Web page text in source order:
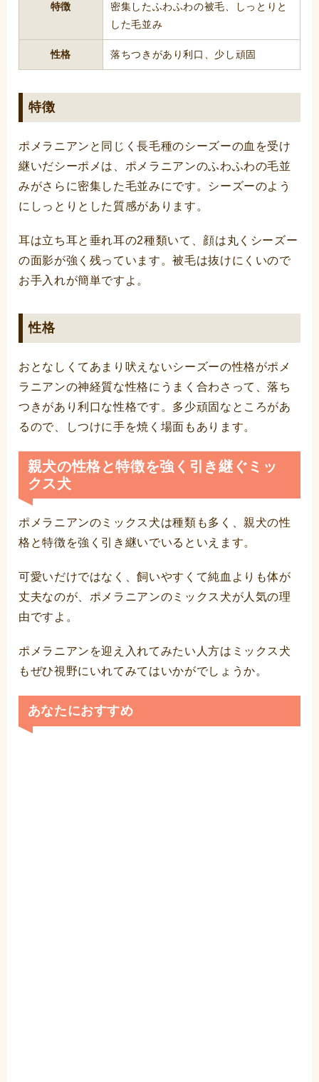
特徴
密集したふわふわの被毛、しっとりと
した毛並み
性格 落ちつきがあり利口、少し頑固
特徴
ポメラニアンと同じく長毛種のシーズーの血を受け
継いだシーポメは、ポメラニアンのふわふわの毛並
みがさらに密集した毛並みにです。シーズーのよう
にしっとりとした質感があります。
耳は立ち耳と垂れ耳の2種類いて、顔は丸くシーズー
の面影が強く残っています。被毛は抜けにくいので
お手入れが簡単ですよ。
性格
おとなしくてあまり吠えないシーズーの性格がポメ
ラニアンの神経質な性格にうまく合わさって、落ち
つきがあり利口な性格です。多少頑固なところがあ
るので、しつけに手を焼く場面もあります。
親犬の性格と特徴を強く引き継ぐミッ
クス犬
ポメラニアンのミックス犬は種類も多く、親犬の性
格と特徴を強く引き継いでいるといえます。
可愛いだけではなく、飼いやすくて純血よりも体が
丈夫なのが、ポメラニアンのミックス犬が人気の理
由ですよ。
ポメラニアンを迎え入れてみたい人方はミックス犬
もぜひ視野にいれてみてはいかがでしょうか。
あなたにおすすめ